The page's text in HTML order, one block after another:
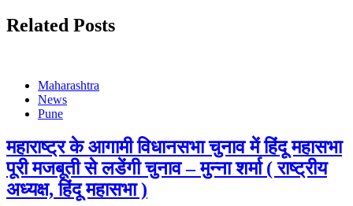
Related Posts
Maharashtra
News
Pune
महाराष्ट्र के आगामी विधानसभा चुनाव में हिंदू महासभा
पूरी मजबूती से लडेंगी चुनाव – मुन्ना शर्मा ( राष्ट्रीय
अध्यक्ष, हिंदू महासभा )